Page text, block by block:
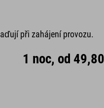
při zahájení provozu.
1 noc, od